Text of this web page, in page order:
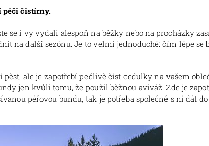
péči čistírny.
se i vy vydali alespoň na běžky nebo na procházky
na další sezónu. Je to velmi jednoduché: čím lépe se
ale je zapotřebí pečlivě číst cedulky na vašem
jen kvůli tomu, že použil běžnou aviváž. Zde je
péřovou bundu, tak je potřeba společně s ní dát